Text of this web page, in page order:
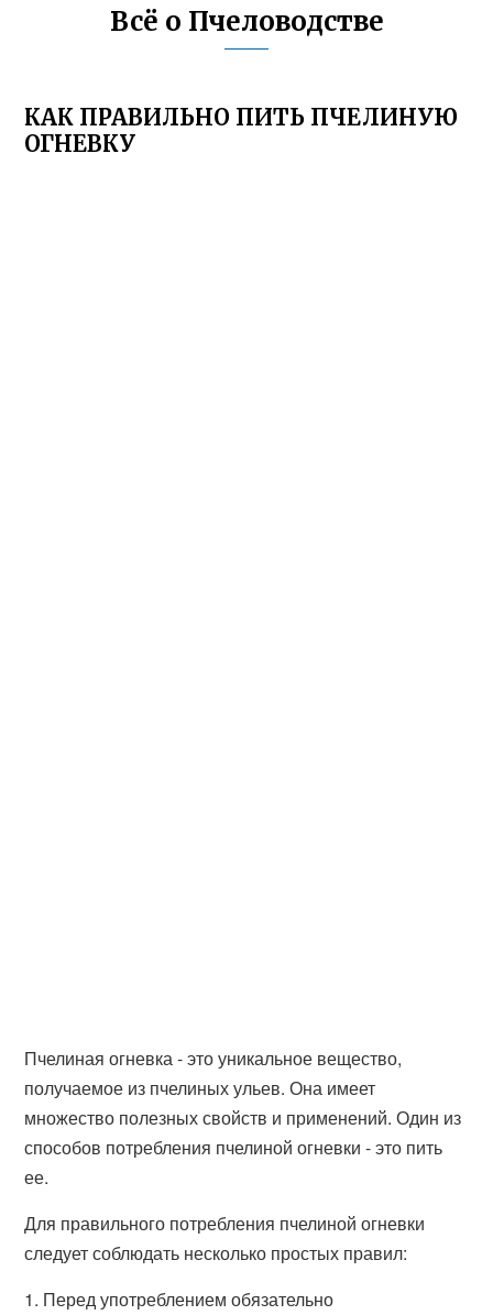
Всё о Пчеловодстве
КАК ПРАВИЛЬНО ПИТЬ ПЧЕЛИНУЮ
ОГНЕВКУ
Пчелиная огневка - это уникальное вещество,
получаемое из пчелиных ульев. Она имеет
множество полезных свойств и применений. Один из
способов потребления пчелиной огневки - это пить
ее.
Для правильного потребления пчелиной огневки
следует соблюдать несколько простых правил:
1. Перед употреблением обязательно